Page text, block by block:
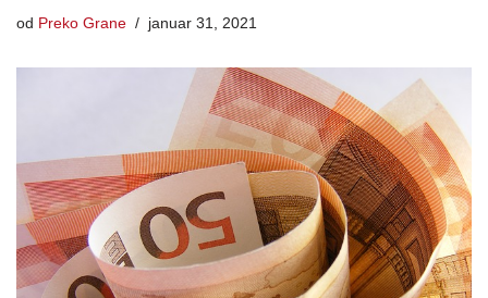
od Preko Grane januar 31, 2021